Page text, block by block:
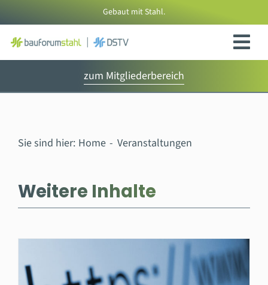
Inhalt
springen
Gebaut mit Stahl.
zum Mitgliederbereich
Sie sind hier: Home Veranstaltungen
Weitere Inhalte